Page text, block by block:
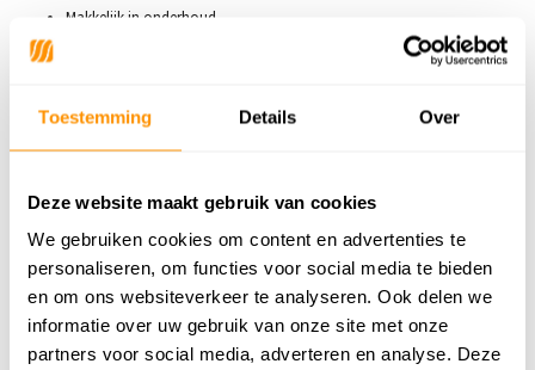
Toestemming Details Over
Deze website maakt gebruik van cookies
We gebruiken cookies om content en advertenties te
personaliseren, om functies voor social media te bieden
en om ons websiteverkeer te analyseren. Ook delen we
informatie over uw gebruik van onze site met onze
partners voor social media, adverteren en analyse. Deze
Makkelijk in onderhoud
Bijzonderheden: Omdat het opgerold is geweest kan dit kleed bij het
Productspecificaties